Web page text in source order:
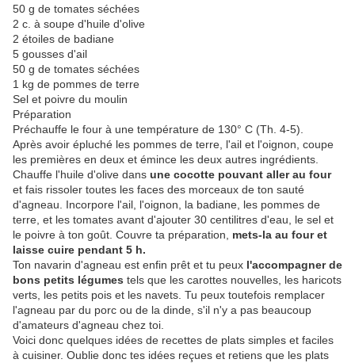
50 g de tomates séchées
2 c. à soupe d'huile d'olive
2 étoiles de badiane
5 gousses d'ail
50 g de tomates séchées
1 kg de pommes de terre
Sel et poivre du moulin
Préparation
Préchauffe le four à une température de 130° C (Th. 4-5).
Après avoir épluché les pommes de terre, l'ail et l'oignon, coupe
les premières en deux et émince les deux autres ingrédients.
Chauffe l'huile d'olive dans une cocotte pouvant aller au four
et fais rissoler toutes les faces des morceaux de ton sauté
d'agneau. Incorpore l'ail, l'oignon, la badiane, les pommes de
terre, et les tomates avant d'ajouter 30 centilitres d'eau, le sel et
le poivre à ton goût. Couvre ta préparation, mets-la au four et
laisse cuire pendant 5 h.
Ton navarin d'agneau est enfin prêt et tu peux l'accompagner de
bons petits légumes tels que les carottes nouvelles, les haricots
verts, les petits pois et les navets. Tu peux toutefois remplacer
l'agneau par du porc ou de la dinde, s'il n'y a pas beaucoup
d'amateurs d'agneau chez toi.
Voici donc quelques idées de recettes de plats simples et faciles
à cuisiner. Oublie donc tes idées reçues et retiens que les plats